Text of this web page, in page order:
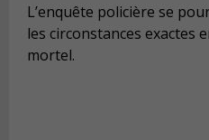
L’enquête policière se
les circonstances exactes
mortel.